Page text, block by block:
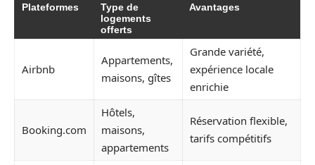
Plateformes
Type de
logements
offerts
Avantages
Airbnb
Appartements,
maisons, gîtes
Grande variété,
expérience locale
enrichie
Booking.com
Hôtels,
maisons,
appartements
Réservation flexible,
tarifs compétitifs